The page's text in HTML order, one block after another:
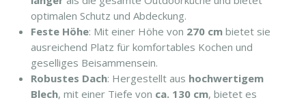
optimalen Schutz und Abdeckung.
Feste Höhe: Mit einer Höhe von 270 cm bietet sie
ausreichend Platz für komfortables Kochen und
geselliges Beisammensein.
Robustes Dach: Hergestellt aus hochwertigem
Blech, mit einer Tiefe von ca. 130 cm, bietet es